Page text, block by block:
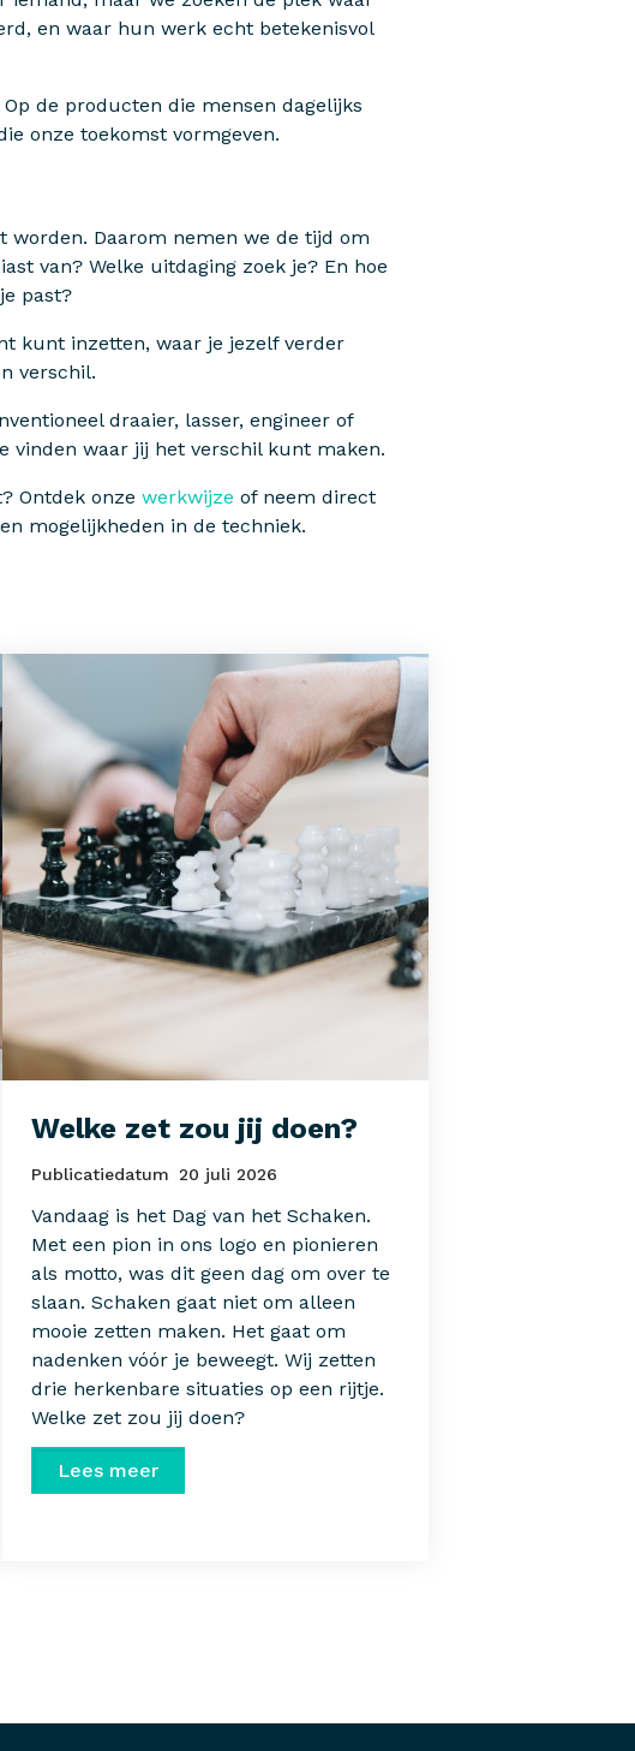
en waar hun werk echt betekenisvol
de producten die mensen dagelijks
onze toekomst vormgeven.
worden. Daarom nemen we de tijd om
van? Welke uitdaging zoek je? En hoe
past?
kunt inzetten, waar je jezelf verder
verschil.
draaier, lasser, engineer of
vinden waar jij het verschil kunt maken.
Ontdek onzewerkwijze of neem direct
mogelijkheden in de techniek.
Welke zet zou jij doen?
Publicatiedatum 20 juli 2026
Vandaag is het Dag van het Schaken.
Met een pion in ons logo en pionieren
als motto, was dit geen dag om over te
slaan. Schaken gaat niet om alleen
mooie zetten maken. Het gaat om
nadenken vóór je beweegt. Wij zetten
drie herkenbare situaties op een rijtje.
Welke zet zou jij doen?
Lees meer